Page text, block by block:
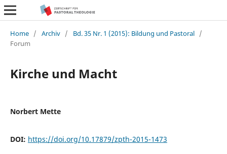
Home / Archiv / Bd. 35 Nr. 1 (2015): Bildung und Pastoral /
Forum
Kirche und Macht
Norbert Mette
DOI: https://doi.org/10.17879/zpth-2015-1473